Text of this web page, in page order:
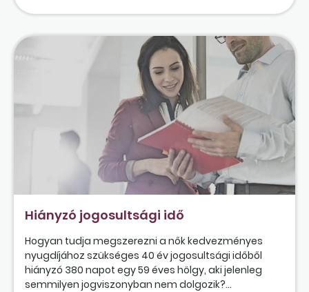
Hiányzó jogosultsági idő
Hogyan tudja megszerezni a nők kedvezményes
nyugdíjához szükséges 40 év jogosultsági időből
hiányzó 380 napot egy 59 éves hölgy, aki jelenleg
semmilyen jogviszonyban nem dolgozik?...